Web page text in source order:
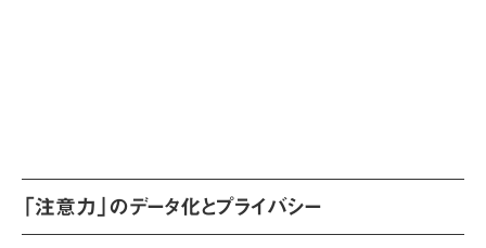
「注意力」のデータ化とプライバシー